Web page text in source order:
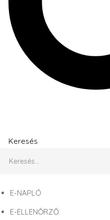
Keresés
E-NAPLÓ
E-ELLENŐRZŐ